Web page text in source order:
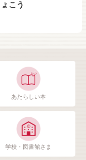
こう
あたらしい本
学校・図書館さま